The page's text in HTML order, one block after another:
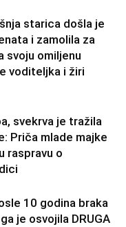
starica došla je
i zamolila za
svoju omiljenu
voditeljka i žiri
svekrva je tražila
Priča mlade majke
raspravu o
10 godina braka
je osvojila DRUGA